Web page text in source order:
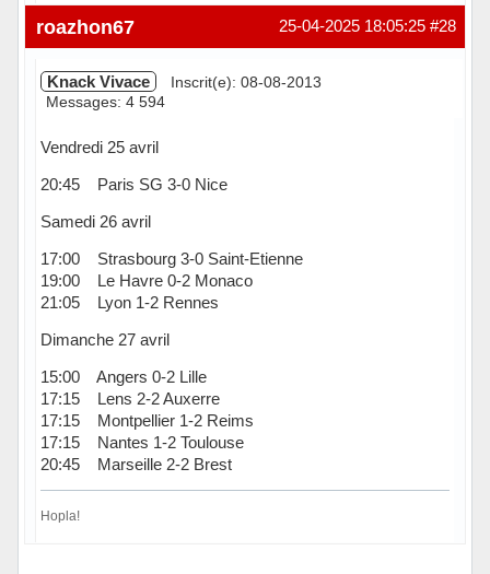
Hors ligne #28
25-04-2025 18:05:25
roazhon67
Knack Vivace
Inscrit(e): 08-08-2013
Messages: 4 594
Vendredi 25 avril
20:45 Paris SG 3-0 Nice
Samedi 26 avril
17:00 Strasbourg 3-0 Saint-Etienne
19:00 Le Havre 0-2 Monaco
21:05 Lyon 1-2 Rennes
Dimanche 27 avril
15:00 Angers 0-2 Lille
17:15 Lens 2-2 Auxerre
17:15 Montpellier 1-2 Reims
17:15 Nantes 1-2 Toulouse
20:45 Marseille 2-2 Brest
Hopla!